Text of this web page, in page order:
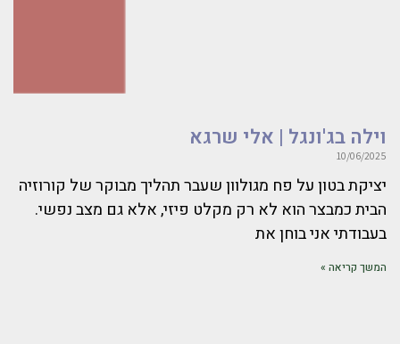
וילה בג'ונגל | אלי שרגא
10/06/2025
יציקת בטון על פח מגולוון שעבר תהליך מבוקר של קורוזיה
הבית כמבצר הוא לא רק מקלט פיזי, אלא גם מצב נפשי.
בעבודתי אני בוחן את
המשך קריאה »